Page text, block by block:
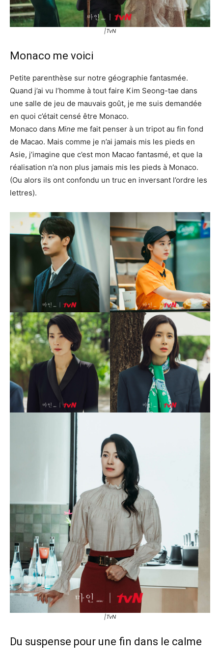
|TvN
Monaco me voici
Petite parenthèse sur notre géographie fantasmée.
Quand j’ai vu l’homme à tout faire Kim Seong-tae dans
une salle de jeu de mauvais goût, je me suis demandée
en quoi c’était censé être Monaco.
Monaco dans Mine me fait penser à un tripot au fin fond
de Macao. Mais comme je n’ai jamais mis les pieds en
Asie, j’imagine que c’est mon Macao fantasmé, et que la
réalisation n’a non plus jamais mis les pieds à Monaco.
(Ou alors ils ont confondu un truc en inversant l’ordre les
lettres).
|TvN
Du suspense pour une fin dans le calme